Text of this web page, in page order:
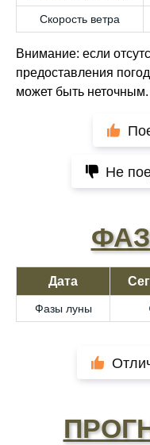
Скорость ветра
Внимание: если
предоставления
может быть неточным.
Не
Дата
Фазы луны